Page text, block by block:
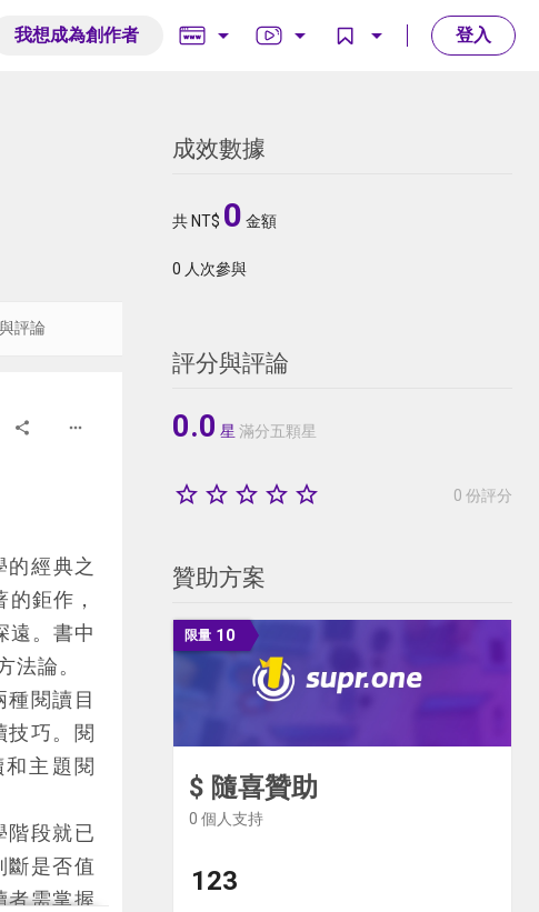
我想成為創作者 arrow_drop_down arrow_drop_down arrow_drop_down 登入
評論
share more_horiz
的經典之
鉅作，
遠。書中
法論。
閱讀目
技巧。閱
主題閱
階段就已
斷是否值
者需掌握
成效數據
共 NT$ 0 金額
0 人次參與
評分與評論
0.0 星 滿分五顆星
star_border star_border star_border star_border star_border 0 份評分
贊助方案
限量 10
$ 隨喜贊助
0 個人支持
123